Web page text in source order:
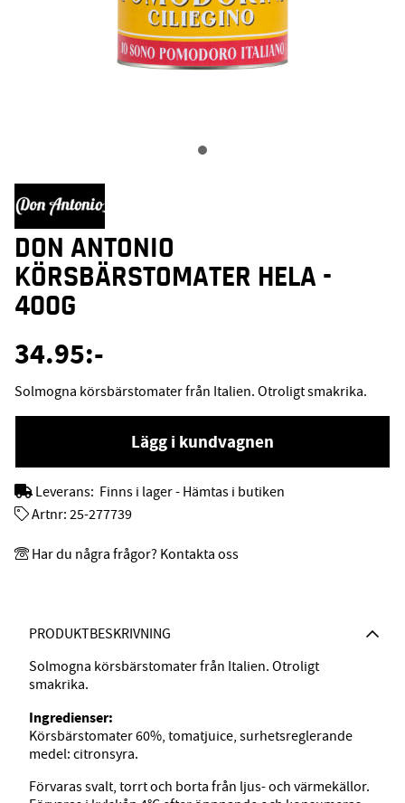
PRODUKTBESKRIVNING
Solmogna körsbärstomater från Italien. Otroligt
smakrika.
Ingredienser:
Körsbärstomater 60%, tomatjuice, surhetsreglerande
medel: citronsyra.
Förvaras svalt, torrt och borta från ljus- och värmekällor.
DON ANTONIO
KÖRSBÄRSTOMATER HELA -
400G
34.95:-
Solmogna körsbärstomater från Italien. Otroligt smakrika.
Lägg i kundvagnen
Leverans: Finns i lager - Hämtas i butiken
Artnr: 25-277739
Har du några frågor? Kontakta oss